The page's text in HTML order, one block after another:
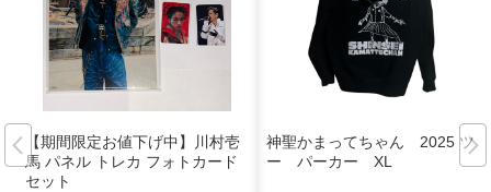
【期間限定お値下げ中】川村壱
馬 パネル トレカ フォトカード
セット
神聖かまってちゃん 2025 ツア
ー パーカー XL